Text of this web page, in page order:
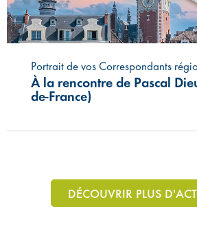
Portrait de vos Correspondants
À la rencontre de Pascal
de-France)
DÉCOUVRIR PLUS